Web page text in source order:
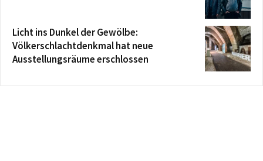
Licht ins Dunkel der Gewölbe:
Völkerschlachtdenkmal hat neue
Ausstellungsräume erschlossen